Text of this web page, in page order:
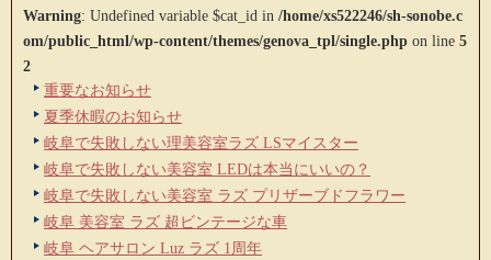
Warning: Undefined variable $cat_id in /home/xs522246/sh-sonobe.c
om/public_html/wp-content/themes/genova_tpl/single.php on line 5
2
重要なお知らせ
夏季休暇のお知らせ
岐阜で失敗しない理美容室ラズ LSマイスター
岐阜で失敗しない美容室 LEDは本当にいいの？
岐阜で失敗しない美容室 ラズ プリザーブドフラワー
岐阜 美容室 ラズ 超ビンテージな車
岐阜 ヘアサロン Luz ラズ 1周年